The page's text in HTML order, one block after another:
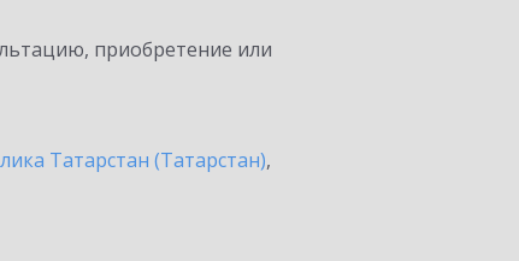
приобретение или
Татарстан (Татарстан),